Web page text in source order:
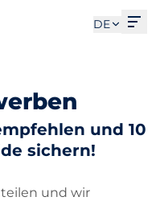
DE
und 10
sichern!
teilen und wir